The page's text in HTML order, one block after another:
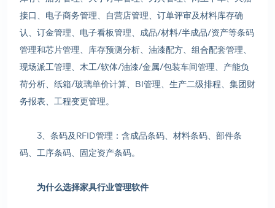
接口、电子商务管理、自营店管理、订单评审及材料库存确
认、订金管理、电子看板管理、成品/材料/半成品/资产等条码
管理和芯片管理、库存预测分析、油漆配方、组合配套管理、
现场派工管理、木工/软体/油漆/金属/包装车间管理、产能负
荷分析、纸箱/玻璃单价计算、BI管理、生产二级排程、集团财
务报表、工程变更管理。
3、条码及RFID管理：含成品条码、材料条码、部件条
码、工序条码、固定资产条码。
为什么选择家具行业管理软件